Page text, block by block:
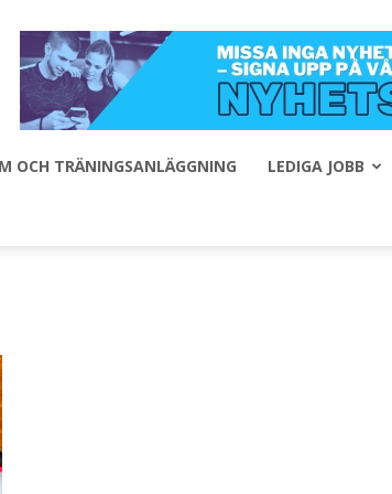
OCH TRÄNINGSANLÄGGNING LEDIGA JOBB